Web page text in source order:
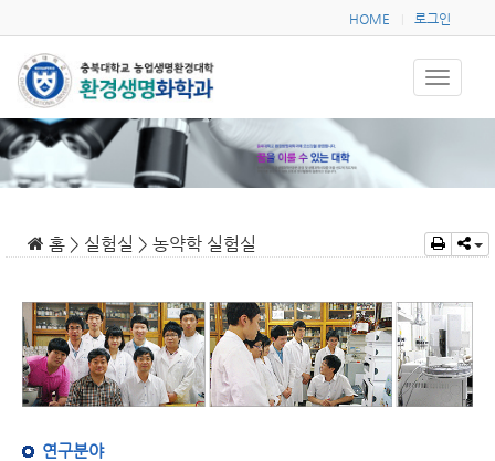
HOME 로그인
홈 > 실험실 > 농약학 실험실
연구분야